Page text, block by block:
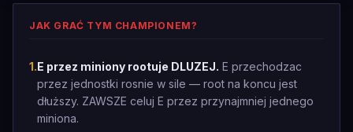
JAK GRAĆ TYM CHAMPIONEM?
1.E przez miniony rootuje DLUZEJ. E przechodzac
przez jednostki rosnie w sile — root na koncu jest
dłuższy. ZAWSZE celuj E przez przynajmniej jednego
miniona.